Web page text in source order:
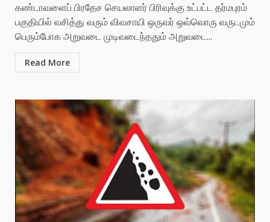
கண்டாவளைப் பிரதேச செயலாளர் பிரிவுக்கு உட்பட்ட தர்மபுரம்
பகுதியில் வசித்து வரும் விவசாயி ஒருவர் ஒவ்வொரு வருடமும்
பெரும்போக அறுவடை முடிவடைந்ததும் அறுவடை...
Read More